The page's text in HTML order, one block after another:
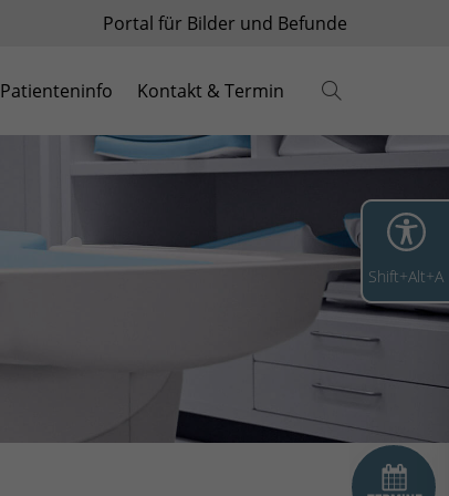
Portal für Bilder und Befunde
Patienteninfo Kontakt & Termin
Shift+Alt+A